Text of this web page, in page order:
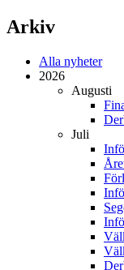
Arkiv
Alla nyheter
2026
Augusti
Juli